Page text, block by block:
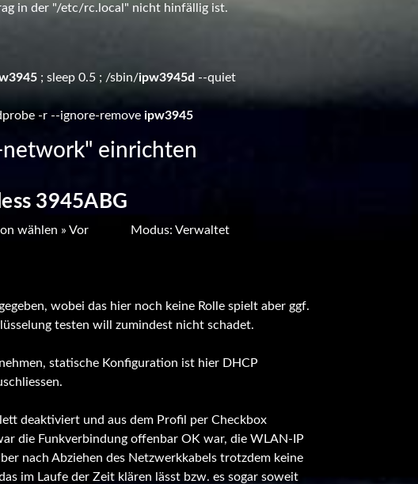
in der "/etc/rc.local" nicht hinfällig ist.
; sleep 0.5 ; /sbin/ipw3945d --quiet
-r --ignore-removeipw3945
einrichten
3945ABG
wählen » Vor Modus: Verwaltet
wobei das hier noch keine Rolle spielt aber ggf.
testen will zumindest nicht schadet.
statische Konfiguration ist hier DHCP
deaktiviert und aus dem Profil per Checkbox
die Funkverbindung offenbar OK war, die WLAN-IP
nach Abziehen des Netzwerkkabels trotzdem keine
im Laufe der Zeit klären lässt bzw. es sogar soweit